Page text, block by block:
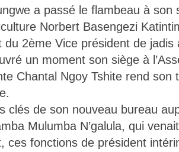
a passé le flambeau à son
Norbert Basengezi
du 2ème Vice président de
un moment son siège à
Chantal Ngoy Tshite rend son
clés de son nouveau bureau
Mulumba N’galula, qui
ces fonctions de président